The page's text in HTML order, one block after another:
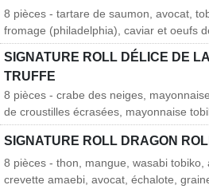
8 pièces - tartare de saumon, avocat,
fromage (philadelphia), caviar et oeufs
SIGNATURE ROLL DÉLICE DE LA
TRUFFE
8 pièces - crabe des neiges,
de croustilles écrasées, mayonnaise
SIGNATURE ROLL DRAGON
8 pièces - thon, mangue, wasabi
crevette amaebi, avocat, échalote,